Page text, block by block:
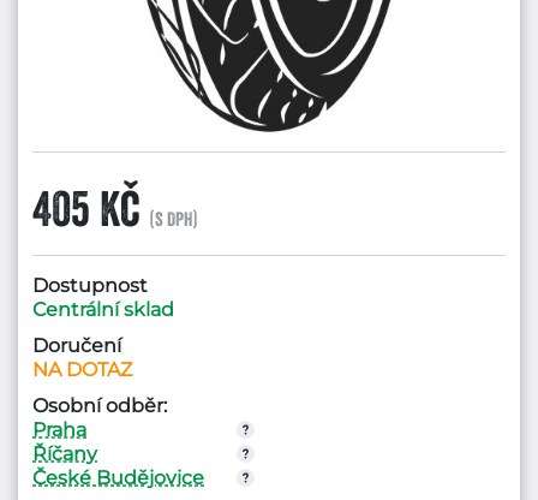
405 Kč (s DPH)
Dostupnost
Centrální sklad
Doručení
NA DOTAZ
Osobní odběr:
Praha
Říčany
České Budějovice